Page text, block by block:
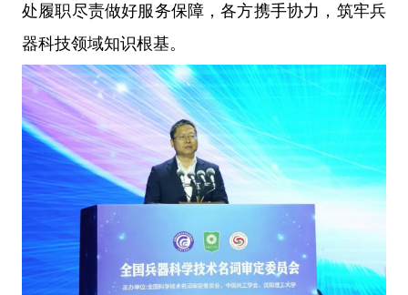
处履职尽责做好服务保障，各方携手协力，筑牢兵
器科技领域知识根基。